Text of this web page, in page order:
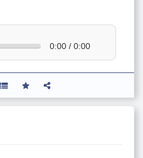
0:00 / 0:00